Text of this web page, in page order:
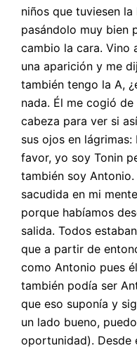
niños que tuviesen
pasándolo muy bien
cambio la cara. Vino
una aparición y me
también tengo la A,
nada. Él me cogió
cabeza para ver si
sus ojos en
favor, yo soy Tonin
también soy
sacudida en mi
porque habíamos
salida. Todos
que a partir de
como Antonio pues
también podía ser
que eso suponía y
un lado bueno,
oportunidad). Desde